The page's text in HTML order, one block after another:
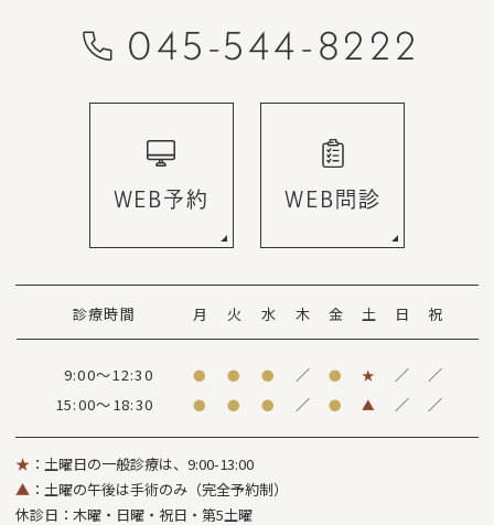
045-544-8222
WEB予約 WEB問診
診療時間 月 火 水 木 金 土 日 祝
9:00～12:30 ● ● ● ／ ● ★ ／
／
15:00～18:30
● ● ● ／ ● ▲ ／ ／
★ ：土曜日の一般診療は、9:00-13:00
▲ ：土曜の午後は手術のみ（完全予約制）
休診日：木曜・日曜・祝日・第5土曜